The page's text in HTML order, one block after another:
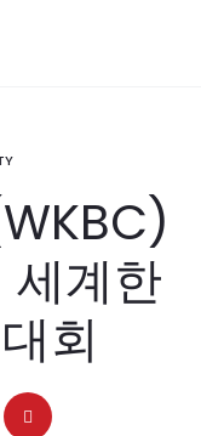
계한
회